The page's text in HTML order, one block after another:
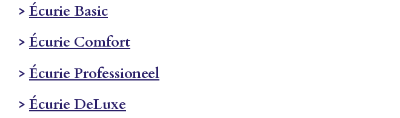
>Écurie Basic
>Écurie Comfort
>Écurie Professioneel
>Écurie DeLuxe